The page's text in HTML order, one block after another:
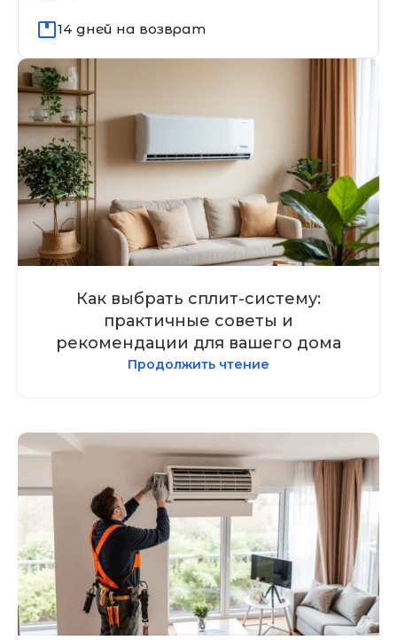
14 дней на возврат
Как выбрать сплит-систему:
практичные советы и
рекомендации для вашего дома
Продолжить чтение